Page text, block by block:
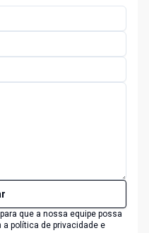
que a nossa equipe possa
a política de privacidade e